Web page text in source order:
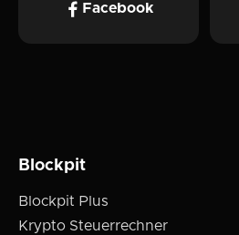
Facebook
Blockpit
Blockpit Plus
Krypto Steuerrechner